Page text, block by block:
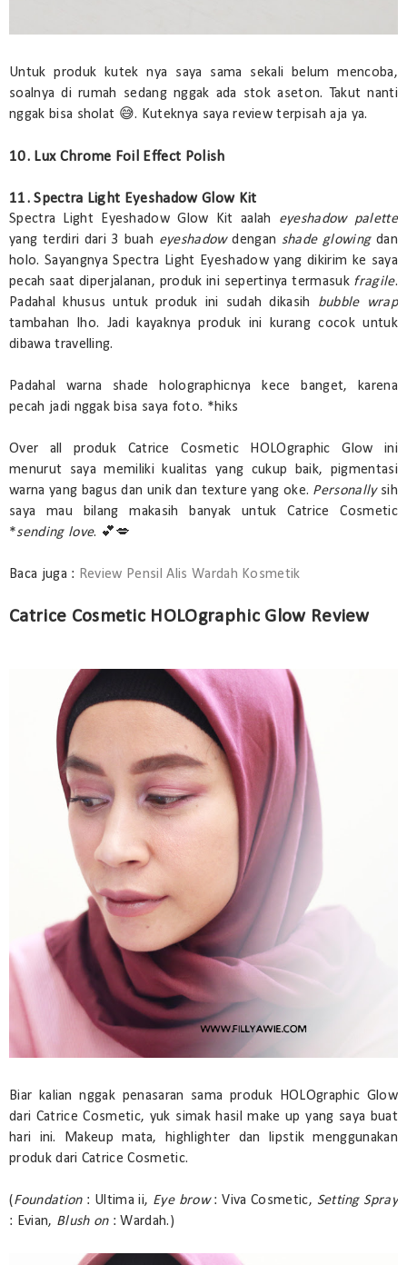
Untuk produk kutek nya saya sama sekali belum mencoba,
soalnya di rumah sedang nggak ada stok aseton. Takut nanti
nggak bisa sholat 😅. Kuteknya saya review terpisah aja ya.
10. Lux Chrome Foil Effect Polish
11. Spectra Light Eyeshadow Glow Kit
Spectra Light Eyeshadow Glow Kit aalah eyeshadow palette
yang terdiri dari 3 buah eyeshadowdengan shade glowingdan
holo. Sayangnya Spectra Light Eyeshadow yang dikirim ke saya
pecah saat diperjalanan, produk ini sepertinya termasuk fragile.
Padahal khusus untuk produk ini sudah dikasih bubble wrap
tambahan lho. Jadi kayaknya produk ini kurang cocok untuk
dibawa travelling.
Padahal warna shade holographicnya kece banget, karena
pecah jadi nggak bisa saya foto. *hiks
Over all produk Catrice Cosmetic HOLOgraphic Glow ini
menurut saya memiliki kualitas yang cukup baik, pigmentasi
warna yang bagus dan unik dan texture yang oke. Personally sih
saya mau bilang makasih banyak untuk Catrice Cosmetic
*sending love. 💕💋
Baca juga : Review Pensil Alis Wardah Kosmetik
Catrice Cosmetic HOLOgraphic Glow Review
Biar kalian nggak penasaran sama produk HOLOgraphic Glow
dari Catrice Cosmetic, yuk simak hasil make up yang saya buat
hari ini. Makeup mata, highlighter dan lipstik menggunakan
produk dari Catrice Cosmetic.
(Foundation : Ultima ii, Eye brow: Viva Cosmetic, Setting Spray
: Evian, Blush on : Wardah.)